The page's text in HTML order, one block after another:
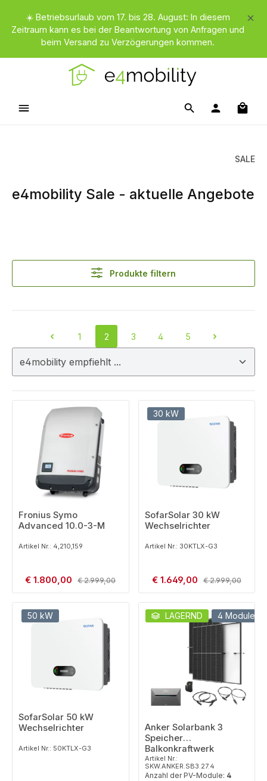
Zum Hauptinhalt springen
☀️ Betriebsurlaub vom 17. bis 28. August: In diesem
Zeitraum kann es bei der Beantwortung von Anfragen und
beim Versand zu Verzögerungen kommen.
SALE
e4mobility Sale - aktuelle Angebote
Produkte filtern
Seite
1
Seite
2
Seite
3
Seite
4
Seite
5
Fronius Symo
Advanced 10.0-3-M
Artikel Nr.: 4,210,159
Verkaufspreis:
€ 1.800,00 Regulärer Preis:
€ 2.999,00
30 kW
SofarSolar 30 kW
Wechselrichter
Artikel Nr.: 30KTLX-G3
Verkaufspreis:
€ 1.649,00 Regulärer Preis:
€ 2.999,00
50 kW
SofarSolar 50 kW
Wechselrichter
Artikel Nr.: 50KTLX-G3
LAGERND 4 Module
Anker Solarbank 3
Speicher
Balkonkraftwerk
Artikel Nr.:
SKW.ANKER.SB3.27.4
Anzahl der PV-Module: 4